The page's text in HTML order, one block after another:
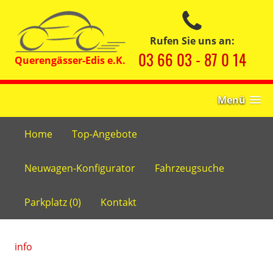
Rufen Sie uns an:
03 66 03 - 87 0 14
Menü
Home Top-Angebote
Neuwagen-Konfigurator Fahrzeugsuche
Parkplatz (0) Kontakt
info